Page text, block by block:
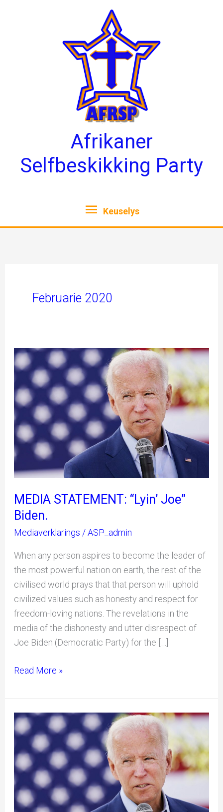
Afrikaner
Selfbeskikking Party
Keuselys
Keuselys
Februarie 2020
MEDIA STATEMENT: “Lyin’ Joe”
Biden.
Mediaverklarings /ASP_admin
When any person aspires to become the leader of
the most powerful nation on earth, the rest of the
civilised world prays that that person will uphold
civilized values such as honesty and respect for
freedom-loving nations. The revelations in the
media of the dishonesty and utter disrespect of
Joe Biden (Democratic Party) for the […]
MEDIA
STATEMENT:
“Lyin’
Joe”
Biden.
Read More »
MEDIAVERKLARING:
“Lyin’
Joe”
Biden